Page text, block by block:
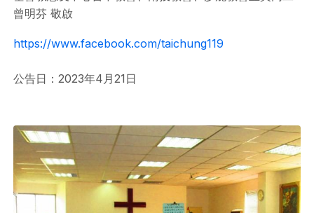
曾明芬 敬啟
https://www.facebook.com/taichung119
公告日：2023年4月21日